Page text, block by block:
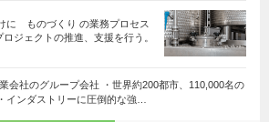
に ものづくり の業務プロセス
ジェクトの推進、支援を行う。
会社のグループ会社 ・世界約200都市、110,000名の
インダストリーに圧倒的な強…